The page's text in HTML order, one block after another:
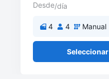
Desde/día
4 4 Manual
Seleccionar